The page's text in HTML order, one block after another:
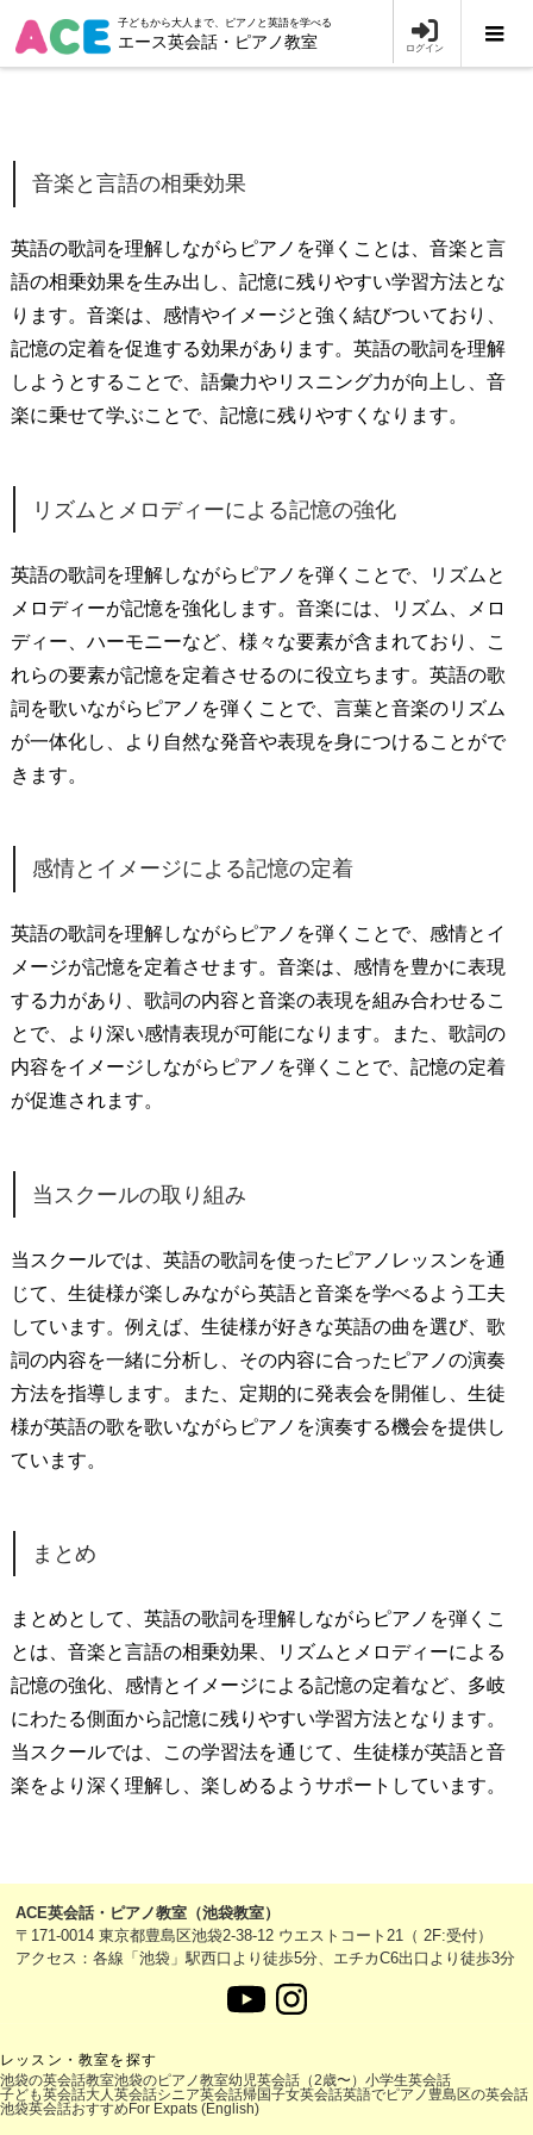
子どもから大人まで、ピアノと英語を学べる
エース英会話・ピアノ教室 ログイン
音楽と言語の相乗効果
英語の歌詞を理解しながらピアノを弾くことは、音楽と言
語の相乗効果を生み出し、記憶に残りやすい学習方法とな
ります。音楽は、感情やイメージと強く結びついており、
記憶の定着を促進する効果があります。英語の歌詞を理解
しようとすることで、語彙力やリスニング力が向上し、音
楽に乗せて学ぶことで、記憶に残りやすくなります。
リズムとメロディーによる記憶の強化
英語の歌詞を理解しながらピアノを弾くことで、リズムと
メロディーが記憶を強化します。音楽には、リズム、メロ
ディー、ハーモニーなど、様々な要素が含まれており、こ
れらの要素が記憶を定着させるのに役立ちます。英語の歌
詞を歌いながらピアノを弾くことで、言葉と音楽のリズム
が一体化し、より自然な発音や表現を身につけることがで
きます。
感情とイメージによる記憶の定着
英語の歌詞を理解しながらピアノを弾くことで、感情とイ
メージが記憶を定着させます。音楽は、感情を豊かに表現
する力があり、歌詞の内容と音楽の表現を組み合わせるこ
とで、より深い感情表現が可能になります。また、歌詞の
内容をイメージしながらピアノを弾くことで、記憶の定着
が促進されます。
当スクールの取り組み
当スクールでは、英語の歌詞を使ったピアノレッスンを通
じて、生徒様が楽しみながら英語と音楽を学べるよう工夫
しています。例えば、生徒様が好きな英語の曲を選び、歌
詞の内容を一緒に分析し、その内容に合ったピアノの演奏
方法を指導します。また、定期的に発表会を開催し、生徒
様が英語の歌を歌いながらピアノを演奏する機会を提供し
ています。
まとめ
まとめとして、英語の歌詞を理解しながらピアノを弾くこ
とは、音楽と言語の相乗効果、リズムとメロディーによる
記憶の強化、感情とイメージによる記憶の定着など、多岐
にわたる側面から記憶に残りやすい学習方法となります。
当スクールでは、この学習法を通じて、生徒様が英語と音
楽をより深く理解し、楽しめるようサポートしています。
ACE英会話・ピアノ教室（池袋教室）
〒171-0014 東京都豊島区池袋2-38-12 ウエストコート21（ 2F:受付）
アクセス：各線「池袋」駅西口より徒歩5分、エチカC6出口より徒歩3分
レッスン・教室を探す
池袋の英会話教室池袋のピアノ教室幼児英会話（2歳〜） 小学生英会話
子ども英会話大人英会話シニア英会話帰国子女英会話英語でピアノ 豊島区の英会話
池袋英会話おすすめFor Expats (English)